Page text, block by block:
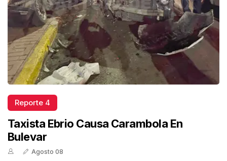
Reporte 4
Taxista Ebrio Causa Carambola En
Bulevar
Agosto 08